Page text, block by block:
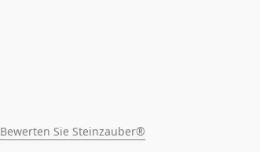
Bewerten Sie Steinzauber®